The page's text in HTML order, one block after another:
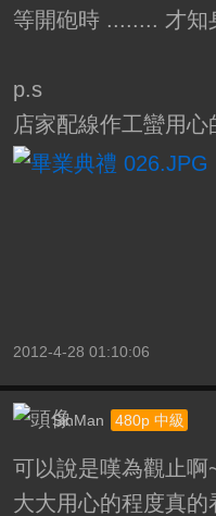
等開砲時 ........ 才
p.s
店家配線作工蠻用
2012-4-28 01:10:06
SinMan 480p 中級
可以說是嘆為觀止啊
大大用心的程度真的